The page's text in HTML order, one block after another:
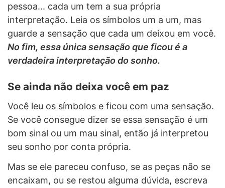
pessoa... cada um tem a sua própria
interpretação. Leia os símbolos um a um, mas
guarde a sensação que cada um deixou em você.
No fim, essa única sensação que ficou é a
verdadeira interpretação do sonho.
Se ainda não deixa você em paz
Você leu os símbolos e ficou com uma sensação.
Se você consegue dizer se essa sensação é um
bom sinal ou um mau sinal, então já interpretou
seu sonho por conta própria.
Mas se ele pareceu confuso, se as peças não se
encaixam, ou se restou alguma dúvida, escreva